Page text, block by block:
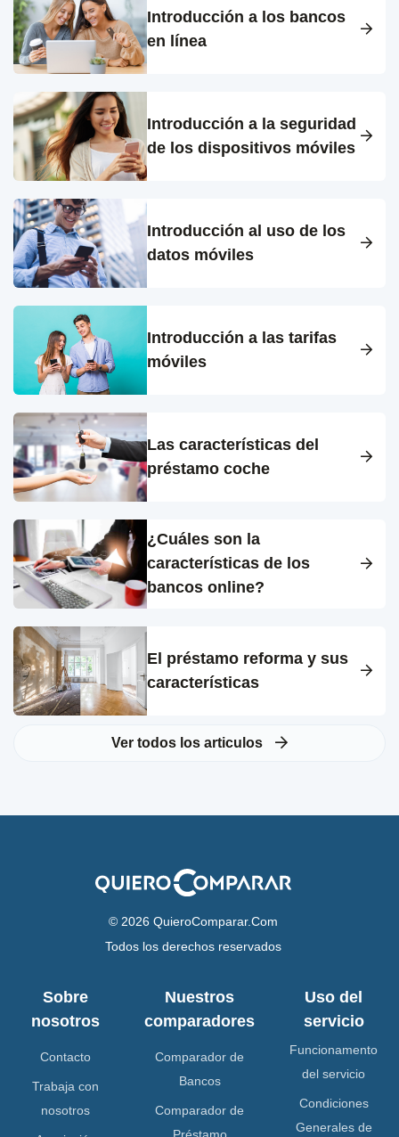
Introducción a los bancos
en línea
Introducción a la seguridad
de los dispositivos móviles
Introducción al uso de los
datos móviles
Introducción a las tarifas
móviles
Las características del
préstamo coche
¿Cuáles son la
características de los
bancos online?
El préstamo reforma y sus
características
Ver todos los articulos
© 2026 QuieroComparar.Com
Todos los derechos reservados
Sobre
nosotros
Contacto
Trabaja con
nosotros
Nuestros
comparadores
Comparador de
Bancos
Comparador de
Préstamo
Uso del
servicio
Funcionamento
del servicio
Condiciones
Generales de